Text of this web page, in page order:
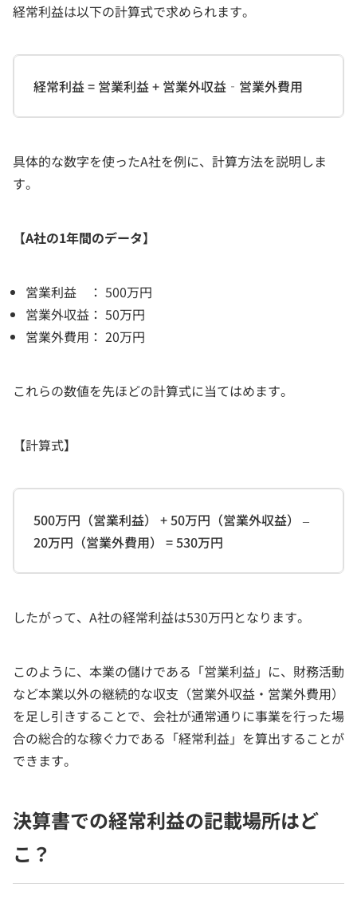
経常利益は以下の計算式で求められます。
経常利益 = 営業利益 + 営業外収益‐営業外費用
具体的な数字を使ったA社を例に、計算方法を説明しま
す。
【A社の1年間のデータ】
営業利益 ： 500万円
営業外収益： 50万円
営業外費用： 20万円
これらの数値を先ほどの計算式に当てはめます。
【計算式】
500万円（営業利益） + 50万円（営業外収益） –
20万円（営業外費用） = 530万円
したがって、A社の経常利益は530万円となります。
このように、本業の儲けである「営業利益」に、財務活動
など本業以外の継続的な収支（営業外収益・営業外費用）
を足し引きすることで、会社が通常通りに事業を行った場
合の総合的な稼ぐ力である「経常利益」を算出することが
できます。
決算書での経常利益の記載場所はど
こ？